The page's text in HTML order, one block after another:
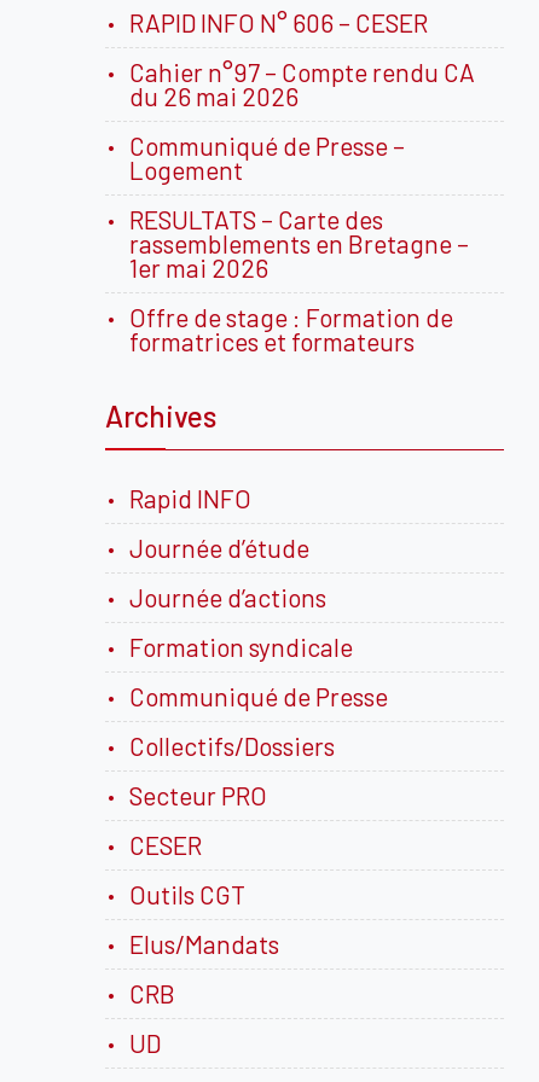
RAPID INFO N° 606 – CESER
Cahier n°97 – Compte rendu CA
du 26 mai 2026
Communiqué de Presse –
Logement
RESULTATS – Carte des
rassemblements en Bretagne –
1er mai 2026
Offre de stage : Formation de
formatrices et formateurs
Archives
Rapid INFO
Journée d’étude
Journée d’actions
Formation syndicale
Communiqué de Presse
Collectifs/Dossiers
Secteur PRO
CESER
Outils CGT
Elus/Mandats
CRB
UD